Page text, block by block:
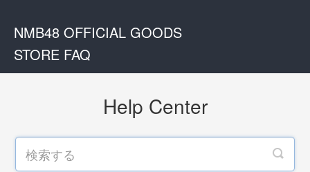
NMB48 OFFICIAL GOODS
STORE FAQ
Help Center